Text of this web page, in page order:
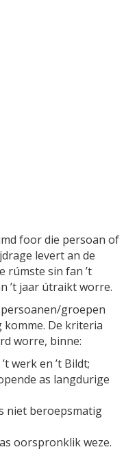
foor die persoan of
levert an de
rúmste sin fan ’t
’t jaar útraikt worre.
persoanen/groepen
komme. De kriteria
worre, binne:
werk en ’t Bildt;
as langdurige
niet beroepsmatig
oorspronklik weze.